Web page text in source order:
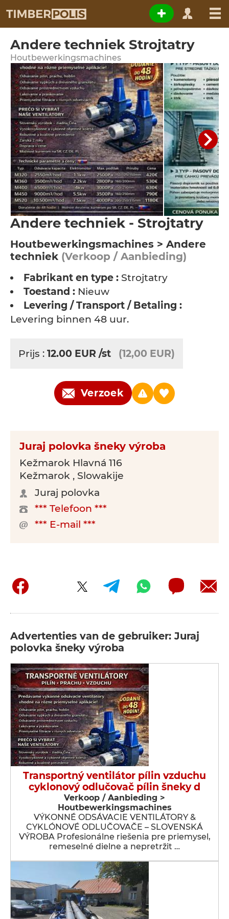
Andere techniek Strojtatry
Houtbewerkingsmachines
Andere techniek - Strojtatry
Houtbewerkingsmachines > Andere
techniek (Verkoop / Aanbieding)
Fabrikant en type : Strojtatry
Toestand : Nieuw
Levering / Transport / Betaling :
Levering binnen 48 uur.
Prijs : 12.00 EUR /st (12,00 EUR)
Verzoek
Juraj polovka šneky výroba
Kežmarok Hlavná 116
Kežmarok , Slowakije
Juraj polovka
*** Telefoon ***
*** E-mail ***
Advertenties van de gebruiker: Juraj
polovka šneky výroba
Transportný ventilátor pílin vzduchu
cyklonový odlučovač pílin šneky d
Verkoop / Aanbieding >
Houtbewerkingsmachines
VÝKONNÉ ODSÁVACIE VENTILÁTORY &
CYKLÓNOVÉ ODLUČOVAČE – SLOVENSKÁ
VÝROBA Profesionálne riešenia pre priemysel,
remeselné dielne a nepretržit …